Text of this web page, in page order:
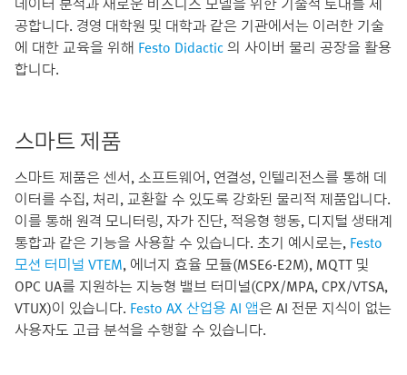
공합니다. 경영 대학원 및 대학과 같은 기관에서는 이러한 기술
에 대한 교육을 위해 Festo Didactic의 사이버 물리 공장을 활용
합니다.
스마트 제품
스마트 제품은 센서, 소프트웨어, 연결성, 인텔리전스를 통해 데
이터를 수집, 처리, 교환할 수 있도록 강화된 물리적 제품입니다.
이를 통해 원격 모니터링, 자가 진단, 적응형 행동, 디지털 생태계
통합과 같은 기능을 사용할 수 있습니다. 초기 예시로는, Festo
모션 터미널 VTEM, 에너지 효율 모듈(MSE6-E2M), MQTT 및
OPC UA를 지원하는 지능형 밸브 터미널(CPX/MPA, CPX/VTSA,
VTUX)이 있습니다. Festo AX 산업용 AI 앱은 AI 전문 지식이 없는
사용자도 고급 분석을 수행할 수 있습니다.